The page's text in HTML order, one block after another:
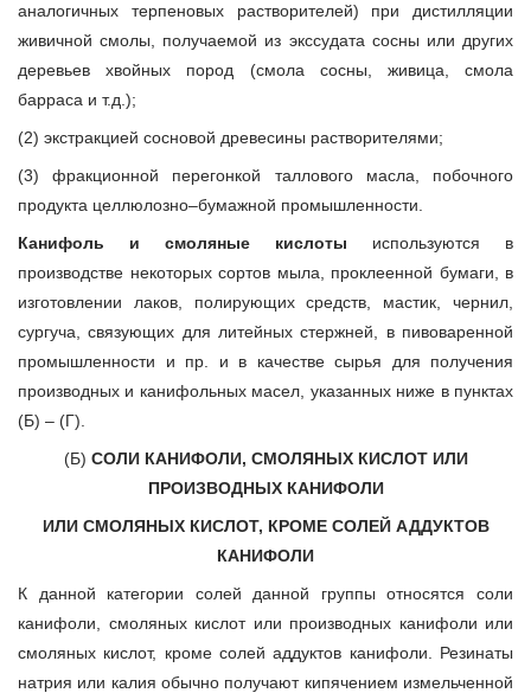
аналогичных терпеновых растворителей) при дистилляции
живичной смолы, получаемой из экссудата сосны или других
деревьев хвойных пород (смола сосны, живица, смола
барраса и т.д.);
(2) экстракцией сосновой древесины растворителями;
(3) фракционной перегонкой таллового масла, побочного
продукта целлюлозно–бумажной промышленности.
Канифоль и смоляные кислоты используются в
производстве некоторых сортов мыла, проклеенной бумаги, в
изготовлении лаков, полирующих средств, мастик, чернил,
сургуча, связующих для литейных стержней, в пивоваренной
промышленности и пр. и в качестве сырья для получения
производных и канифольных масел, указанных ниже в пунктах
(Б) – (Г).
(Б) СОЛИ КАНИФОЛИ, СМОЛЯНЫХ КИСЛОТ ИЛИ
ПРОИЗВОДНЫХ КАНИФОЛИ
ИЛИ СМОЛЯНЫХ КИСЛОТ, КРОМЕ СОЛЕЙ АДДУКТОВ
КАНИФОЛИ
К данной категории солей данной группы относятся соли
канифоли, смоляных кислот или производных канифоли или
смоляных кислот, кроме солей аддуктов канифоли. Резинаты
натрия или калия обычно получают кипячением измельченной